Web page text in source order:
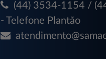
(44) 3534-1154 /
- Telefone Plantão